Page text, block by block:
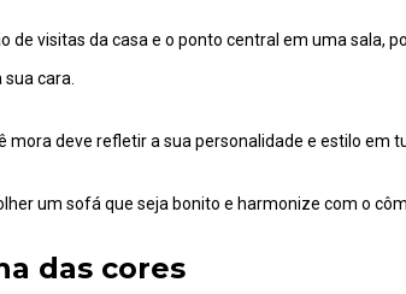
de visitas da casa e o ponto central em uma sala,
cara.
mora deve refletir a sua personalidade e estilo em
um sofá que seja bonito e harmonize com o
das cores